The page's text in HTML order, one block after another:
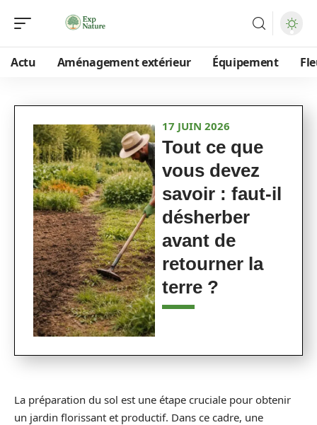
Actu Aménagement extérieur Équipement
17 JUIN 2026
Tout ce que
vous devez
savoir : faut-il
désherber
avant de
retourner la
terre ?
La préparation du sol est une étape cruciale pour obtenir
un jardin florissant et productif. Dans ce cadre, une